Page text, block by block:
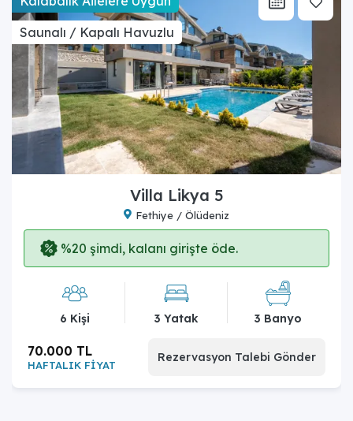
Saunalı / Kapalı Havuzlu
Villa Likya 5
Fethiye / Ölüdeniz
%20 şimdi, kalanı girişte öde.
6 Kişi 3 Yatak 3 Banyo
HAFTALIK FİYAT
70.000 TL Rezervasyon Talebi Gönder